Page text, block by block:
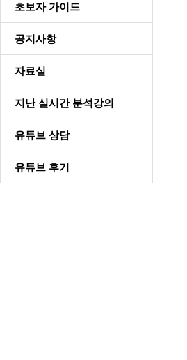
초보자 가이드
공지사항
자료실
지난 실시간 분석강의
유튜브 상담
유튜브 후기